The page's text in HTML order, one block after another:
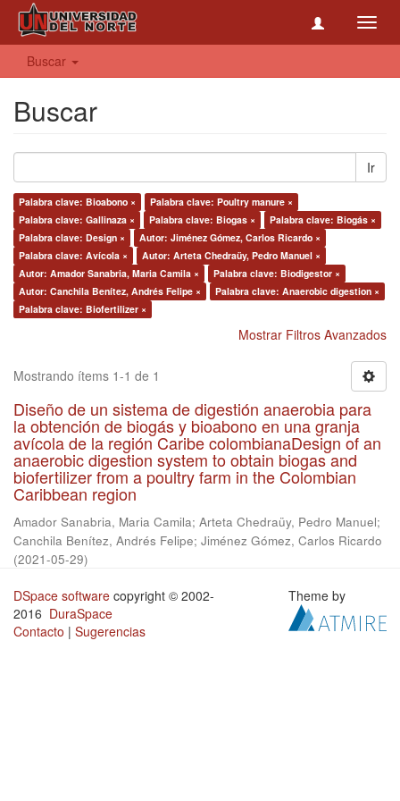
Buscar
Buscar
Ir
Palabra clave: Bioabono ×
Palabra clave: Poultry manure ×
Palabra clave: Gallinaza ×
Palabra clave: Biogas ×
Palabra clave: Biogás ×
Palabra clave: Design ×
Autor: Jiménez Gómez, Carlos Ricardo ×
Palabra clave: Avícola ×
Autor: Arteta Chedraüy, Pedro Manuel ×
Autor: Amador Sanabria, Maria Camila ×
Palabra clave: Biodigestor ×
Autor: Canchila Benítez, Andrés Felipe ×
Palabra clave: Anaerobic digestion ×
Palabra clave: Biofertilizer ×
Mostrar Filtros Avanzados
Mostrando ítems 1-1 de 1
Diseño de un sistema de digestión anaerobia para
la obtención de biogás y bioabono en una granja
avícola de la región Caribe colombianaDesign of an
anaerobic digestion system to obtain biogas and
biofertilizer from a poultry farm in the Colombian
Caribbean region
Amador Sanabria, Maria Camila; Arteta Chedraüy, Pedro Manuel;
Canchila Benítez, Andrés Felipe; Jiménez Gómez, Carlos Ricardo
(2021-05-29)
DSpace software copyright © 2002-
2016 DuraSpace
Contacto | Sugerencias
Theme by